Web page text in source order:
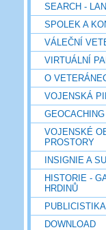
SEARCH -
SPOLEK A
VÁLEČNÍ
VIRTUÁLNÍ
O
VOJENSKÁ
VOJENSKÉ
PROSTORY
INSIGNIE A
HISTORIE -
HRDINŮ
DOWNLOAD